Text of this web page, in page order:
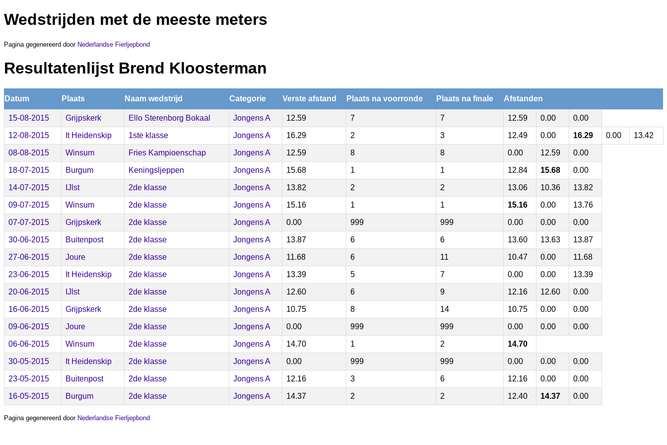
Wedstrijden met de meeste meters
Pagina gegenereerd door Nederlandse Fierljepbond
Resultatenlijst Brend Kloosterman
Datum Plaats Naam wedstrijd Categorie Verste afstand Plaats na voorronde Plaats na finale Afstanden
15-08-2015 Grijpskerk Ello Sterenborg Bokaal Jongens A 12.59 7 7 12.59 0.00 0.00
12-08-2015 It Heidenskip 1ste klasse Jongens A 16.29 2 3 12.49 0.00 16.29 0.00 13.42
08-08-2015 Winsum Fries Kampioenschap Jongens A 12.59 8 8 0.00 12.59 0.00
18-07-2015 Burgum Keningsljeppen Jongens A 15.68 1 1 12.84 15.68 0.00
14-07-2015 IJlst 2de klasse Jongens A 13.82 2 2 13.06 10.36 13.82
09-07-2015 Winsum 2de klasse Jongens A 15.16 1 1 15.16 0.00 13.76
07-07-2015 Grijpskerk 2de klasse Jongens A 0.00 999 999 0.00 0.00 0.00
30-06-2015 Buitenpost 2de klasse Jongens A 13.87 6 6 13.60 13.63 13.87
27-06-2015 Joure 2de klasse Jongens A 11.68 6 11 10.47 0.00 11.68
23-06-2015 It Heidenskip 2de klasse Jongens A 13.39 5 7 0.00 0.00 13.39
20-06-2015 IJlst 2de klasse Jongens A 12.60 6 9 12.16 12.60 0.00
16-06-2015 Grijpskerk 2de klasse Jongens A 10.75 8 14 10.75 0.00 0.00
09-06-2015 Joure 2de klasse Jongens A 0.00 999 999 0.00 0.00 0.00
06-06-2015 Winsum 2de klasse Jongens A 14.70 1 2 14.70
30-05-2015 It Heidenskip 2de klasse Jongens A 0.00 999 999 0.00 0.00 0.00
23-05-2015 Buitenpost 2de klasse Jongens A 12.16 3 6 12.16 0.00 0.00
16-05-2015 Burgum 2de klasse Jongens A 14.37 2 2 12.40 14.37 0.00
Pagina gegenereerd door Nederlandse Fierljepbond